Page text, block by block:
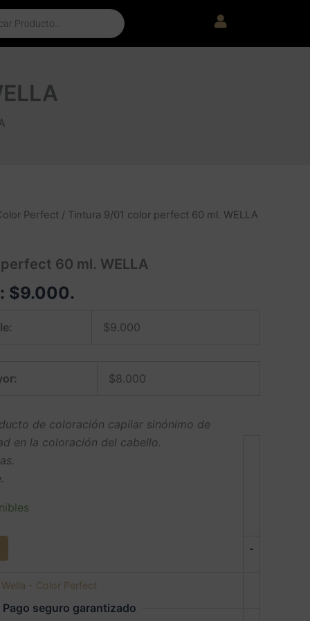
Perfect / Tintura 9/01 color perfect 60 ml. WELLA
60 ml. WELLA
$9.000.
$9.000
$8.000
de coloración capilar sinónimo de
en la coloración del cabello.
-
Wella - Color Perfect
Pago seguro garantizado